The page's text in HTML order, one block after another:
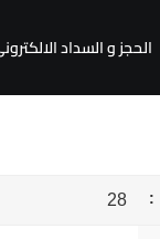
الحجز و السداد
28